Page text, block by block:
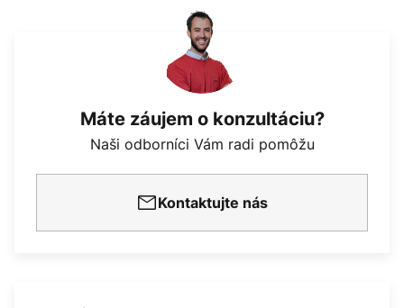
Máte záujem o konzultáciu?
Naši odborníci Vám radi pomôžu
Kontaktujte nás